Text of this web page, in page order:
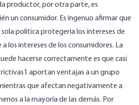
productor, por otra parte, es
un consumidor. Es ingenuo afirmar que
política protegería los intereses de
los intereses de los consumidores. La
hacerse correctamente es que casi
aportan ventajas a un grupo
que afectan negativamente a
a la mayoría de las demás. Por